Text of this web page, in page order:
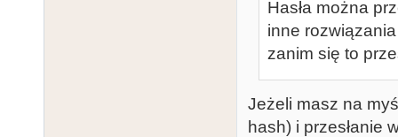
Hasła można
inne
zanim się to
Jeżeli masz na
hash) i przesłanie